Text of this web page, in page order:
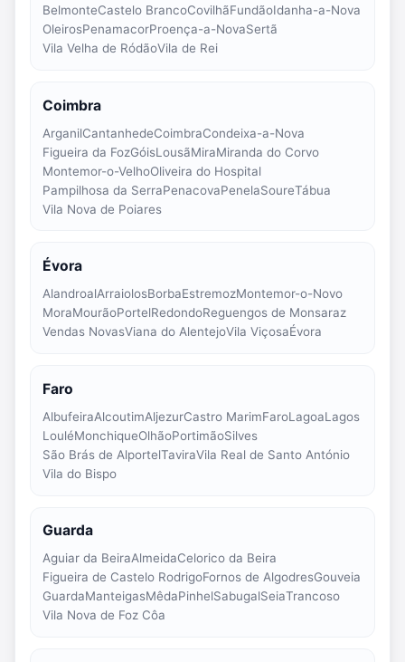
BelmonteCastelo BrancoCovilhãFundãoIdanha-a-Nova
OleirosPenamacorProença-a-NovaSertã
Vila Velha de RódãoVila de Rei
Coimbra
ArganilCantanhedeCoimbraCondeixa-a-Nova
Figueira da FozGóisLousãMiraMiranda do Corvo
Montemor-o-VelhoOliveira do Hospital
Pampilhosa da SerraPenacovaPenelaSoureTábua
Vila Nova de Poiares
Évora
AlandroalArraiolosBorbaEstremozMontemor-o-Novo
MoraMourãoPortelRedondoReguengos de Monsaraz
Vendas NovasViana do AlentejoVila ViçosaÉvora
Faro
AlbufeiraAlcoutimAljezurCastro MarimFaroLagoaLagos
LouléMonchiqueOlhãoPortimãoSilves
São Brás de AlportelTaviraVila Real de Santo António
Vila do Bispo
Guarda
Aguiar da BeiraAlmeidaCelorico da Beira
Figueira de Castelo RodrigoFornos de AlgodresGouveia
GuardaManteigasMêdaPinhelSabugalSeiaTrancoso
Vila Nova de Foz Côa